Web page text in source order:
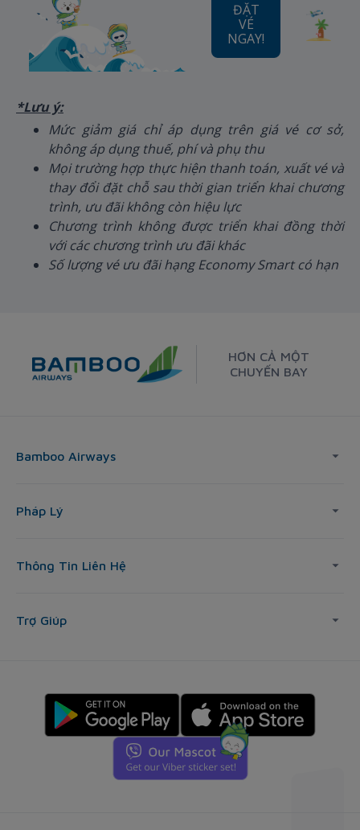
ĐẶT
VÉ
NGAY!
*Lưu ý:
Mức giảm giá chỉ áp dụng trên giá vé cơ sở,
không áp dụng thuế, phí và phụ thu
Mọi trường hợp thực hiện thanh toán, xuất vé và
thay đổi đặt chỗ sau thời gian triển khai chương
trình, ưu đãi không còn hiệu lực
Chương trình không được triển khai đồng thời
với các chương trình ưu đãi khác
Số lượng vé ưu đãi hạng Economy Smart có hạn
HƠN CẢ MỘT
CHUYẾN BAY
Bamboo Airways
Pháp Lý
Thông Tin Liên Hệ
Trợ Giúp